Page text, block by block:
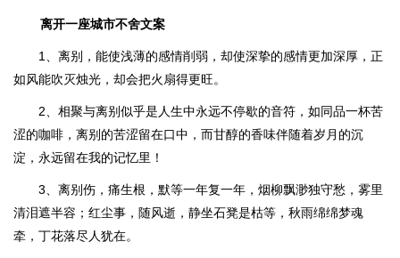
离开一座城市不舍文案
1、离别，能使浅薄的感情削弱，却使深挚的感情更加深厚，正
如风能吹灭烛光，却会把火扇得更旺。
2、相聚与离别似乎是人生中永远不停歇的音符，如同品一杯苦
涩的咖啡，离别的苦涩留在口中，而甘醇的香味伴随着岁月的沉
淀，永远留在我的记忆里！
3、离别伤，痛生根，默等一年复一年，烟柳飘渺独守愁，雾里
清泪遮半容；红尘事，随风逝，静坐石凳是枯等，秋雨绵绵梦魂
牵，丁花落尽人犹在。